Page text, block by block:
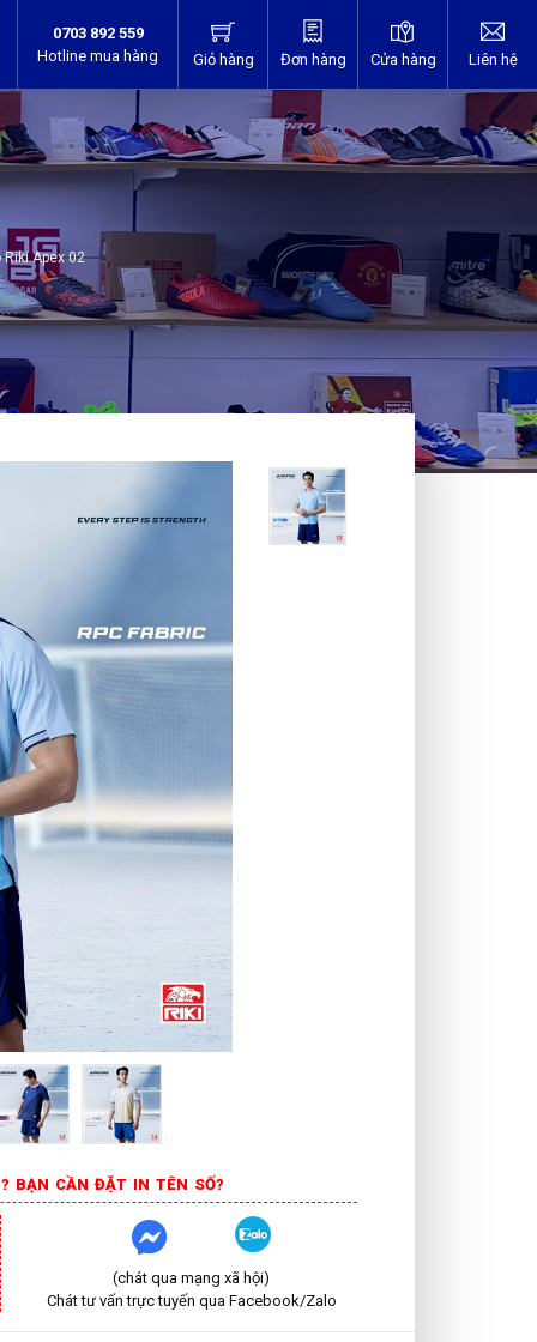
0703 892 559
Hotline mua hàng
Giỏ hàng Đơn hàng Cửa hàng Liên hệ
Riki Apex 02
BẠN CẦN ĐẶT IN TÊN SỐ?
(chát qua mạng xã hội)
Chát tư vấn trực tuyến qua Facebook/Zalo